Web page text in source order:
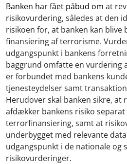
Banken har fået påbud om at
risikovurdering, således at den
risikoen for, at banken kan blive
finansiering af terrorisme.
udgangspunkt i bankens
baggrund omfatte en vurdering
er forbundet med bankens
tjenesteydelser samt
Herudover skal banken sikre, at
afdækker bankens risiko
terrorfinansiering, samt at
underbygget med relevante
udgangspunkt i de nationale og
risikovurderinger.